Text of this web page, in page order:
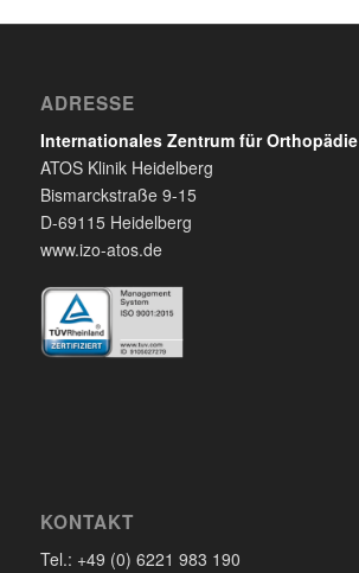
ADRESSE
Internationales Zentrum für Orthopädie
ATOS Klinik Heidelberg
Bismarckstraße 9-15
D-69115 Heidelberg
www.izo-atos.de
KONTAKT
Tel.: +49 (0) 6221 983 190